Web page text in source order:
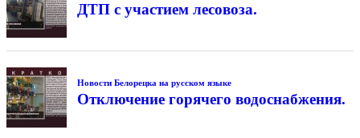
ДТП с участием лесовоза.
Новости Белорецка на русском языке
Отключение горячего водоснабжения.